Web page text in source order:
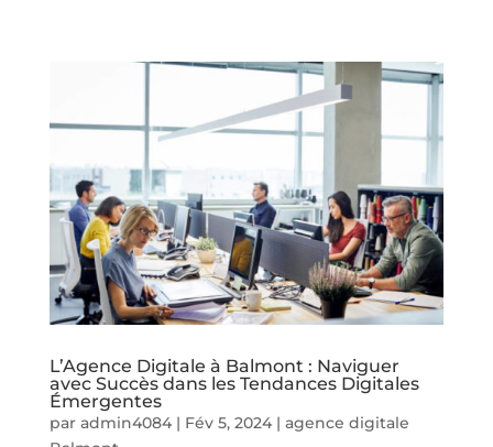
L’Agence Digitale à Balmont : Naviguer
avec Succès dans les Tendances Digitales
Émergentes
par admin4084| Fév 5, 2024| agence digitale